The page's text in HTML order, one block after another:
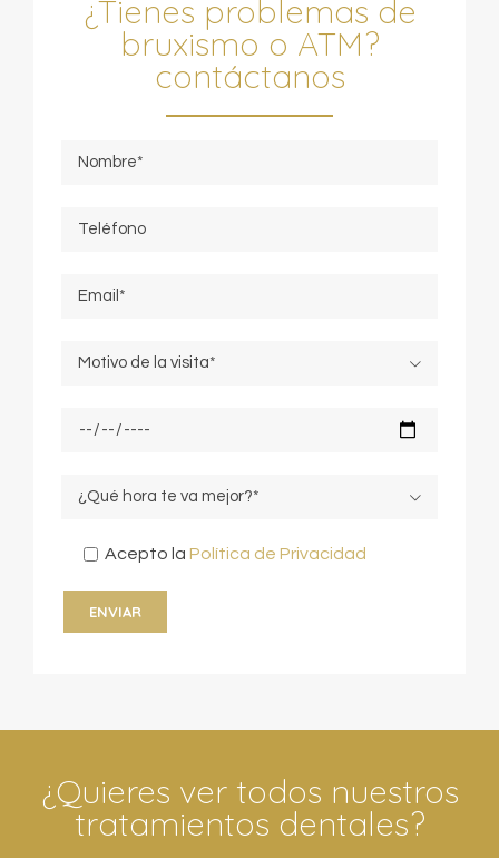
¿Tienes problemas de
bruxismo o ATM?
contáctanos


Acepto la Política de Privacidad
¿Quieres ver todos nuestros
tratamientos dentales?